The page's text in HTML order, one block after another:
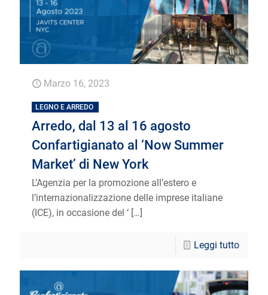
Marzo 16, 2023
LEGNO E ARREDO
Arredo, dal 13 al 16 agosto
Confartigianato al ‘Now Summer
Market’ di New York
L’Agenzia per la promozione all’estero e
l’internazionalizzazione delle imprese italiane
(ICE), in occasione del ‘ […]
Leggi tutto